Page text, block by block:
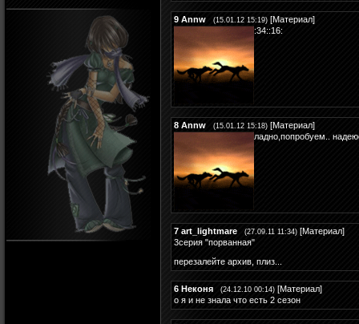
9 Annw (15.01.12 15:19) [Материал]
:34::16:
8 Annw (15.01.12 15:18) [Материал]
ладно,попробуем..
7 art_lightmare (27.09.11 11:34) [Материал]
3серия "порванная"
перезалейте архив, плиз...
6 Неконя (24.12.10 00:14) [Материал]
о я и не знала что есть 2 сезон